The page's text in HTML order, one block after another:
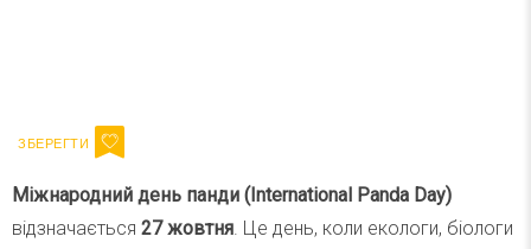
Міжнародний день панди (International Panda Day)
відзначається 27 жовтня. Це день, коли екологи, біологи